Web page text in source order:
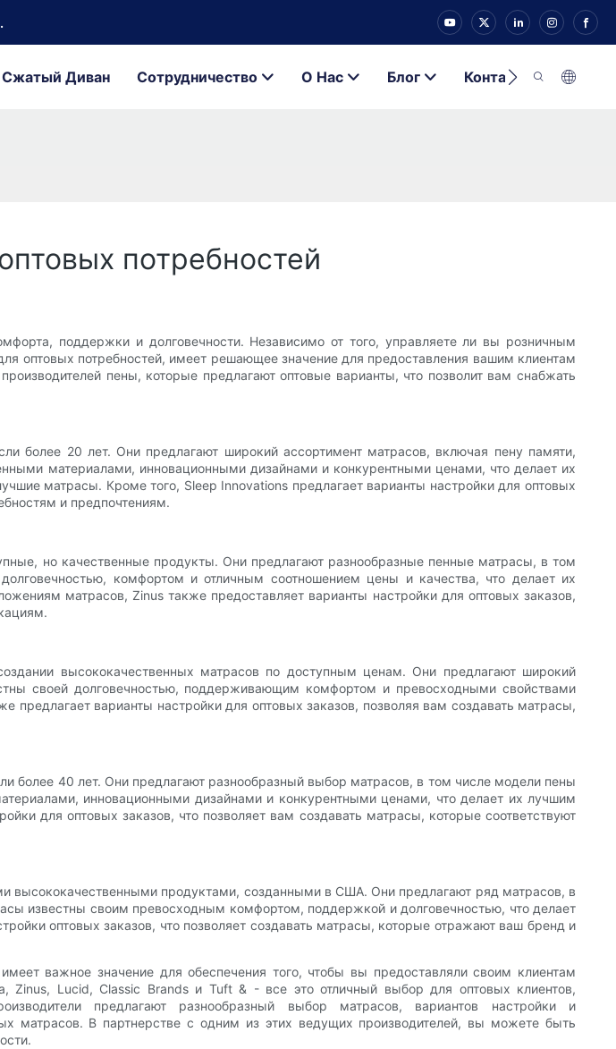
Сжатый Диван Сотрудничество О Нас Блог Контакт
потребностей
поддержки и долговечности. Независимо от того, управляете ли вы розничным
оптовых потребностей, имеет решающее значение для предоставления вашим клиентам
пены, которые предлагают оптовые варианты, что позволит вам снабжать
более 20 лет. Они предлагают широкий ассортимент матрасов, включая пену памяти,
материалами, инновационными дизайнами и конкурентными ценами, что делает их
матрасы. Кроме того, Sleep Innovations предлагает варианты настройки для оптовых
и предпочтениям.
но качественные продукты. Они предлагают разнообразные пенные матрасы, в том
комфортом и отличным соотношением цены и качества, что делает их
матрасов, Zinus также предоставляет варианты настройки для оптовых заказов,
высококачественных матрасов по доступным ценам. Они предлагают широкий
своей долговечностью, поддерживающим комфортом и превосходными свойствами
варианты настройки для оптовых заказов, позволяя вам создавать матрасы,
более 40 лет. Они предлагают разнообразный выбор матрасов, в том числе модели пены
инновационными дизайнами и конкурентными ценами, что делает их лучшим
для оптовых заказов, что позволяет вам создавать матрасы, которые соответствуют
высококачественными продуктами, созданными в США. Они предлагают ряд матрасов, в
известны своим превосходным комфортом, поддержкой и долговечностью, что делает
оптовых заказов, что позволяет создавать матрасы, которые отражают ваш бренд и
важное значение для обеспечения того, чтобы вы предоставляли своим клиентам
Zinus, Lucid, Classic Brands и Tuft & - все это отличный выбор для оптовых клиентов,
предлагают разнообразный выбор матрасов, вариантов настройки и
матрасов. В партнерстве с одним из этих ведущих производителей, вы можете быть